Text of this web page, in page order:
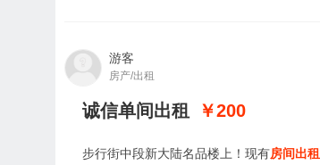
游客
房产/出租
诚信单间出租 ￥200
步行街中段新大陆名品楼上！现有房间出租